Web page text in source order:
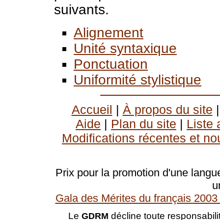
suivants.
Alignement
Unité syntaxique
Ponctuation
Uniformité stylistique
Accueil | À propos du site
Aide | Plan du site | Liste
Modifications récentes et
Prix pour la promotion d'une
Gala des Mérites du français
Le GDRM décline toute